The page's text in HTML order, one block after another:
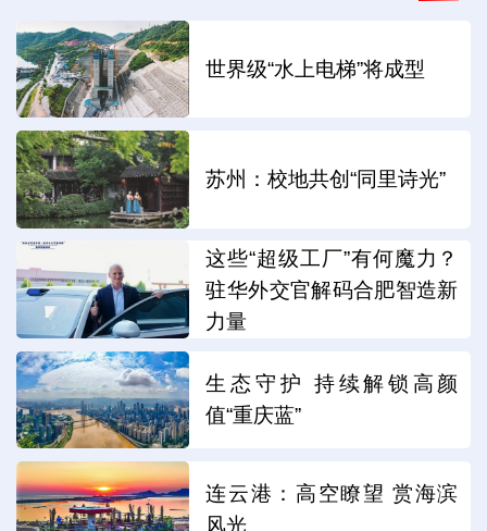
世界级“水上电梯”将成型
苏州：校地共创“同里诗光”
这些“超级工厂”有何魔力？
驻华外交官解码合肥智造新
力量
生态守护 持续解锁高颜
值“重庆蓝”
连云港：高空瞭望 赏海滨
风光